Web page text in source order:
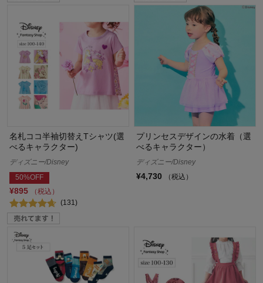
名札ココ半袖切替えTシャツ(選
べるキャラクター)
ディズニー/Disney
50%OFF
¥895
（税込）
(131)
プリンセスデザインの水着（選
べるキャラクター）
ディズニー/Disney
¥4,730 （税込）